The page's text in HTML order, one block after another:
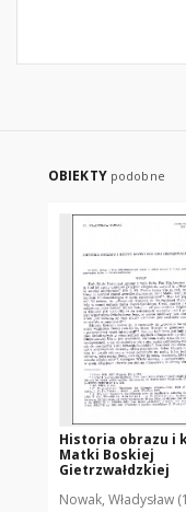
OBIEKTY podobne
Historia obrazu i
Matki Boskiej
Gietrzwałdzkiej
Nowak, Władysław